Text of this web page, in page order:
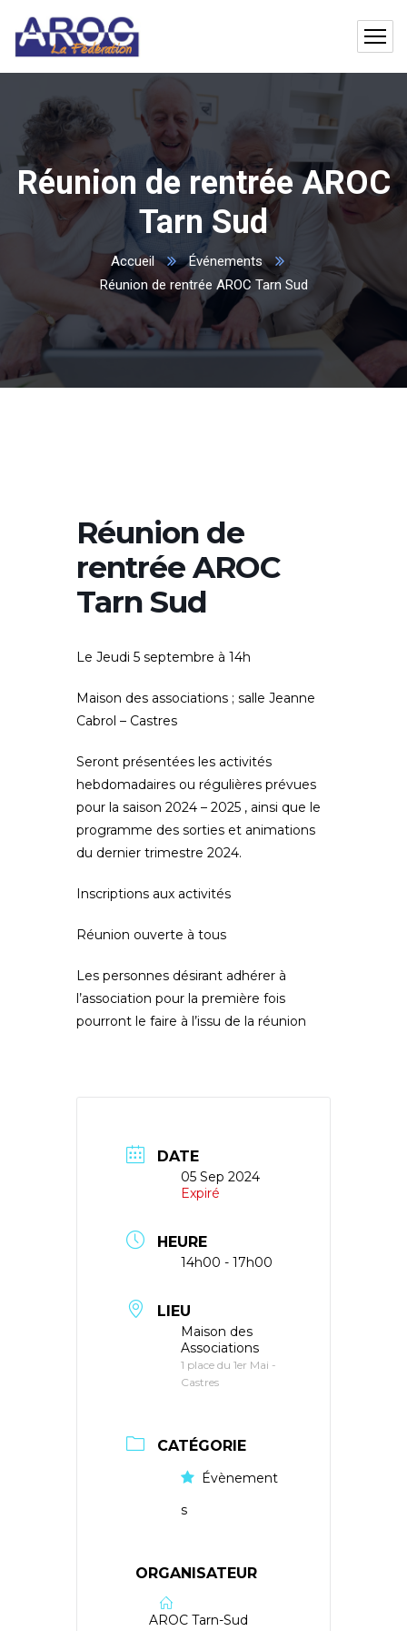
Réunion de rentrée AROC
Tarn Sud
Accueil
Événements
Réunion de rentrée AROC Tarn Sud
Réunion de
rentrée AROC
Tarn Sud
Le Jeudi 5 septembre à 14h
Maison des associations ; salle Jeanne
Cabrol – Castres
Seront présentées les activités
hebdomadaires ou régulières prévues
pour la saison 2024 – 2025 , ainsi que le
programme des sorties et animations
du dernier trimestre 2024.
Inscriptions aux activités
Réunion ouverte à tous
Les personnes désirant adhérer à
l’association pour la première fois
pourront le faire à l’issu de la réunion
DATE
05 Sep 2024
Expiré
HEURE
14h00 - 17h00
LIEU
Maison des
Associations
1 place du 1er Mai -
Castres
CATÉGORIE
Évènement
s
ORGANISATEUR
AROC Tarn-Sud